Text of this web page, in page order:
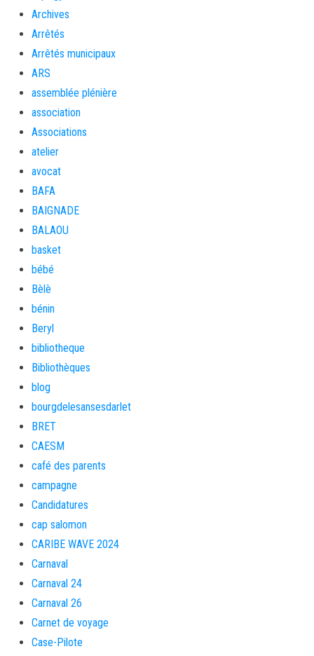
Archives
Arrêtés
Arrêtés municipaux
ARS
assemblée plénière
association
Associations
atelier
avocat
BAFA
BAIGNADE
BALAOU
basket
bébé
Bèlè
bénin
Beryl
bibliotheque
Bibliothèques
blog
bourgdelesansesdarlet
BRET
CAESM
café des parents
campagne
Candidatures
cap salomon
CARIBE WAVE 2024
Carnaval
Carnaval 24
Carnaval 26
Carnet de voyage
Case-Pilote